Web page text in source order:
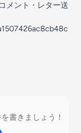
メント・レター送
書きましょう！